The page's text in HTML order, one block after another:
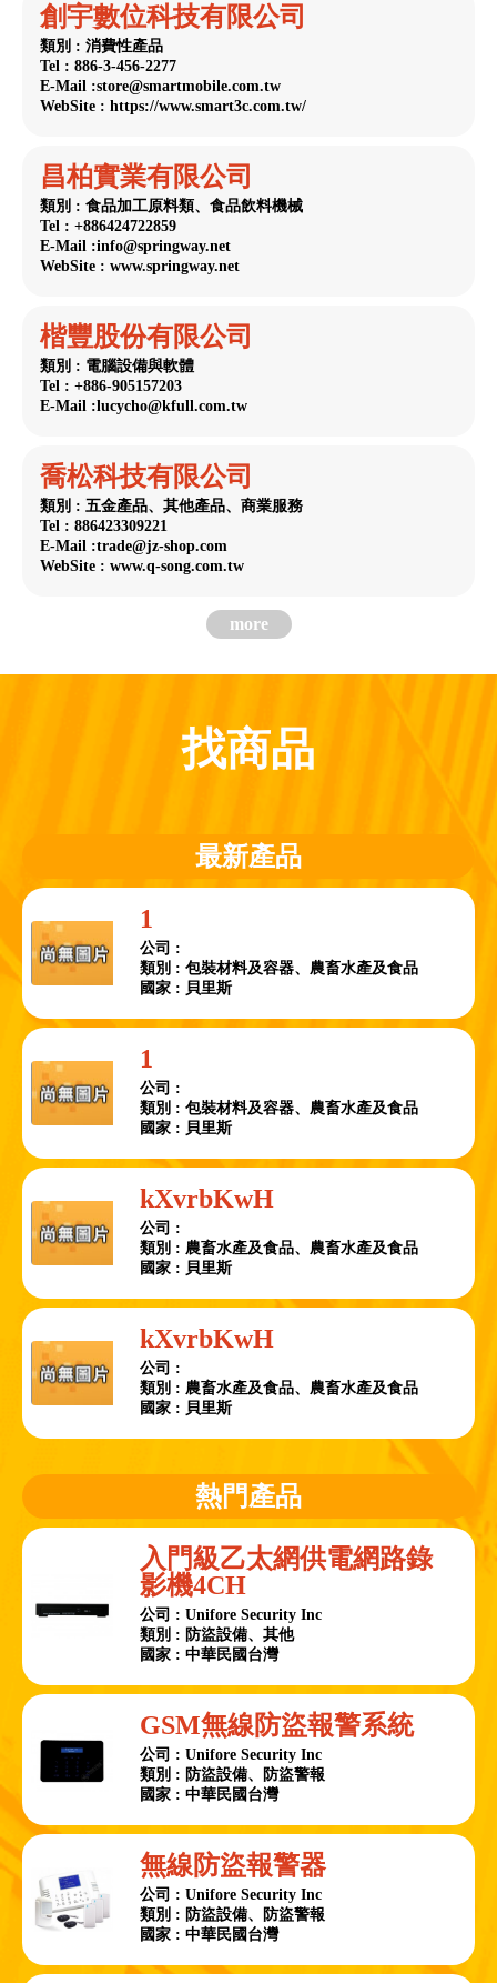
創宇數位科技有限公司
類別 : 消費性產品
Tel : 886-3-456-2277
E-Mail :store@smartmobile.com.tw
WebSite : https://www.smart3c.com.tw/
昌柏實業有限公司
類別 : 食品加工原料類、食品飲料機械
Tel : +886424722859
E-Mail :info@springway.net
WebSite : www.springway.net
楷豐股份有限公司
類別 : 電腦設備與軟體
Tel : +886-905157203
E-Mail :lucycho@kfull.com.tw
喬松科技有限公司
類別 : 五金產品、其他產品、商業服務
Tel : 886423309221
E-Mail :trade@jz-shop.com
WebSite : www.q-song.com.tw
more
找商品
最新產品
1
公司 :
類別 : 包裝材料及容器、農畜水產及食品
國家 : 貝里斯
1
公司 :
類別 : 包裝材料及容器、農畜水產及食品
國家 : 貝里斯
kXvrbKwH
公司 :
類別 : 農畜水產及食品、農畜水產及食品
國家 : 貝里斯
kXvrbKwH
公司 :
類別 : 農畜水產及食品、農畜水產及食品
國家 : 貝里斯
熱門產品
入門級乙太網供電網路錄
影機4CH
公司 : Unifore Security Inc
類別 : 防盜設備、其他
國家 : 中華民國台灣
GSM無線防盜報警系統
公司 : Unifore Security Inc
類別 : 防盜設備、防盜警報
國家 : 中華民國台灣
無線防盜報警器
公司 : Unifore Security Inc
類別 : 防盜設備、防盜警報
國家 : 中華民國台灣